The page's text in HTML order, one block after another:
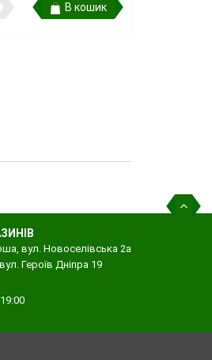
В кошик
вул. Новоселівська 2а
Героїв Дніпра 19